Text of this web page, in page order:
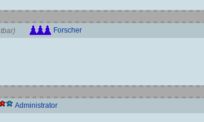
Forscher
Administrator